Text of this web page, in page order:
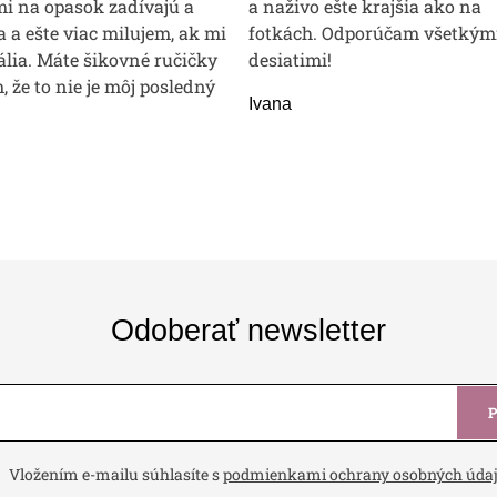
na opasok zadívajú a
a ešte viac milujem, ak mi
Máte šikovné ručičky
že to nie je môj posledný
a naživo ešte krajšia ako na
fotkách. Odporúčam
desiatimi!
Ivana
Odoberať newsletter
Vložením e-mailu súhlasíte spodmienkami ochrany osobných